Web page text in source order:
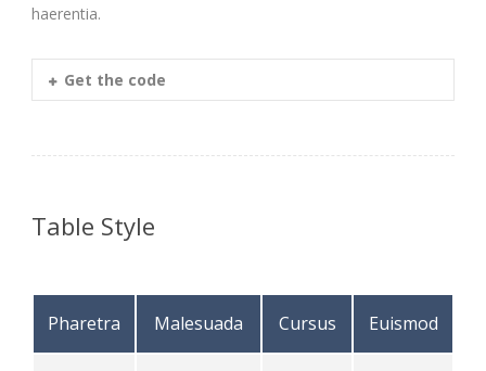
haerentia.
Get the code
Table Style
Pharetra Malesuada Cursus Euismod